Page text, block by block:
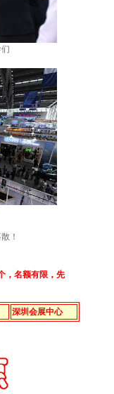
！
，名额有限，先
深圳会展中心